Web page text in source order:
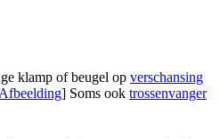
klamp of beugel op verschansing
] Soms ook trossenvanger